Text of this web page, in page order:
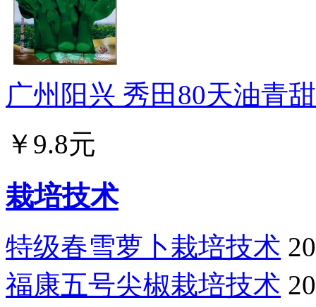
广州阳兴 秀田80天油青
￥9.8元
栽培技术
特级春雪萝卜栽培技术
福康五号尖椒栽培技术